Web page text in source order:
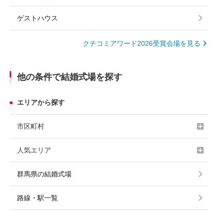
ゲストハウス
クチコミアワード2026受賞会場を見る
他の条件で結婚式場を探す
エリアから探す
市区町村
人気エリア
群馬県の結婚式場
路線・駅一覧